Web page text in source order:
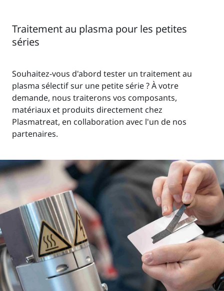
Traitement au plasma pour les petites
séries
Souhaitez-vous d'abord tester un traitement au
plasma sélectif sur une petite série ? À votre
demande, nous traiterons vos composants,
matériaux et produits directement chez
Plasmatreat, en collaboration avec l'un de nos
partenaires.